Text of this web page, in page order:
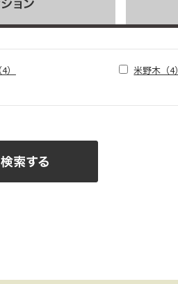
） 米野木（4）